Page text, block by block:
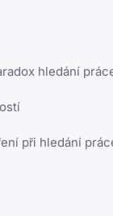
hledání
při hledání